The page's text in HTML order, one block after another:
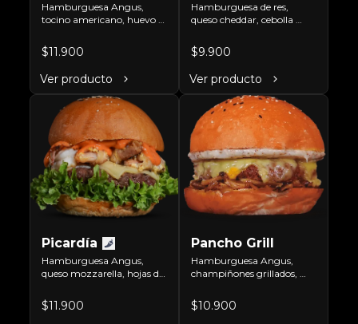
Hamburguesa Angus,
tocino americano, huevo
queso cheddar, pepinillos
en rodaja y mayo casera.
$11.900
Ver producto
Hamburguesa de res,
queso cheddar, cebolla
rodajas de tomate y hojas
de lechuga hidropónica.
$9.900
Ver producto
Picardía
Hamburguesa Angus,
queso mozzarella, hojas de
camarones con tocino
grillados y acompañada de
$11.900
Pancho Grill
Hamburguesa Angus,
champiñones grillados,
queso mozzarella y
mayonesa de zetas.
$10.900